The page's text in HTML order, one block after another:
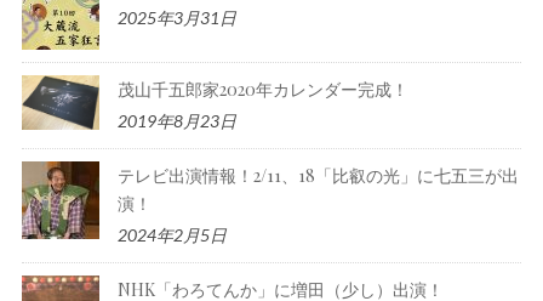
2025年3月31日
茂山千五郎家2020年カレンダー完成！
2019年8月23日
テレビ出演情報！2/11、18「比叡の光」に七五三が出
演！
2024年2月5日
NHK「わろてんか」に増田（少し）出演！